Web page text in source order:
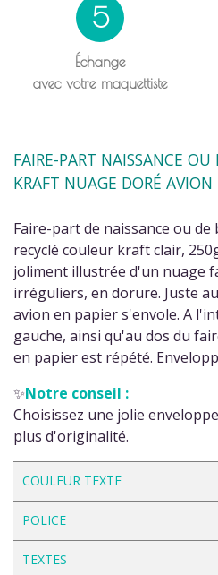
5
Échange
avec votre maquettiste
FAIRE-PART NAISSANCE
KRAFT NUAGE DORÉ
Faire-part de naissance ou
recyclé couleur kraft clair,
joliment illustrée d'un nuage
irréguliers, en dorure. Juste
avion en papier s'envole. A
gauche, ainsi qu'au dos du
en papier est répété.
✨Notre conseil :
Choisissez une jolie
plus d'originalité.
COULEUR TEXTE
POLICE
TEXTES